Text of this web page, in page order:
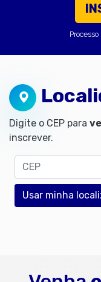
Digite o CEP para
inscrever.
CEP
Usar minha